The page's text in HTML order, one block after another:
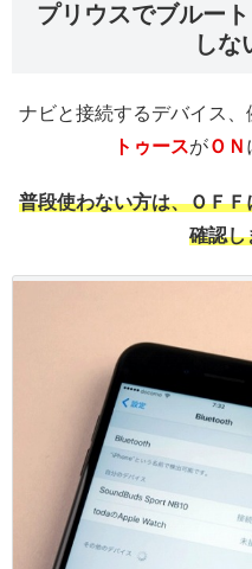
プリウスでブルー
し
ナビと接続するデバイス
トゥースがＯＮ
普段使わない方は、ＯＦ
確認し